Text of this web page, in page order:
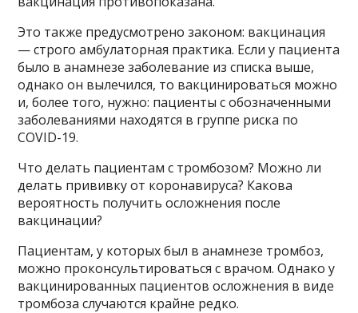
Это также предусмотрено законом: вакцинация
— строго амбулаторная практика. Если у пациента
было в анамнезе заболевание из списка выше,
однако он вылечился, то вакцинироваться можно
и, более того, нужно: пациенты с обозначенными
заболеваниями находятся в группе риска по
COVID-19.
Что делать пациентам с тромбозом? Можно ли
делать прививку от коронавируса? Какова
вероятность получить осложнения после
вакцинации?
Пациентам, у которых был в анамнезе тромбоз,
можно проконсультироваться с врачом. Однако у
вакцинированных пациентов осложнения в виде
тромбоза случаются крайне редко.